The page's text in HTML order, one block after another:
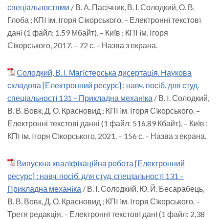
спеціальностями / В. А. Пасічник, В. І. Солодкий, О. В.
Глоба ; КПI iм. Iгоря Сiкорського. – Електроннi текстовi
данi (1 файл: 1.59 Мбайт). – Київ : КПI iм. Iгоря
Сiкорського, 2017. – 72 с. – Назва з екрана.
Солодкий, В. I. Магiстерська дисертацiя. Наукова
складова [Електронний ресурс] : навч. посіб. для студ.
спецiальностi 131 – Прикладна механiка / В. I. Солодкий,
В. В. Вовк, Д. О. Красновид ; КПI iм. Iгоря Сiкорського. –
Електронні текстові данні (1 файл: 516,89 Кбайт). – Київ :
КПI iм. Iгоря Сiкорського, 2021. – 156 с. – Назва з екрана.
Випускна квалiфiкацiйна робота [Електронний
ресурс] : навч. посіб. для студ. спецiальностi 131 –
Прикладна механiка / В. I. Солодкий, Ю. Й. Бесарабець,
В. В. Вовк, Д. О. Красновид ; КПI iм. Iгоря Сiкорського. –
Третя редакція. – Електроннi текстовi данi (1 файл: 2,38